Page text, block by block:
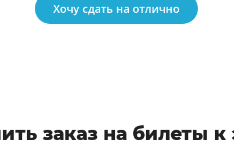
Хочу сдать на отлично
заказ на билеты к